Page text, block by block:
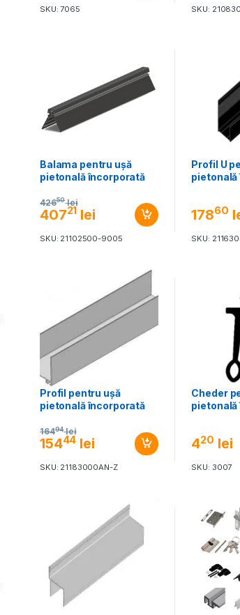
SKU: 7065 SKU:
Balama pentru ușă
pietonală încorporată
40721 lei
42650 lei
SKU: 21102500-9005
Profil U
17860
SKU:
Profil pentru ușă
pietonală încorporată
15444 lei
16494 lei
SKU: 21183000AN-Z
Cheder
420 lei
SKU: 3007